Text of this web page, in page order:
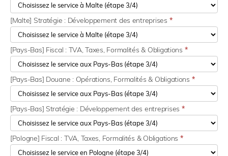
[Malte] Stratégie : Développement des entreprises *
[Pays-Bas] Fiscal : TVA, Taxes, Formalités & Obligations *
[Pays-Bas] Douane : Opérations, Formalités & Obligations *
[Pays-Bas] Stratégie : Développement des entreprises *
[Pologne] Fiscal : TVA, Taxes, Formalités & Obligations *